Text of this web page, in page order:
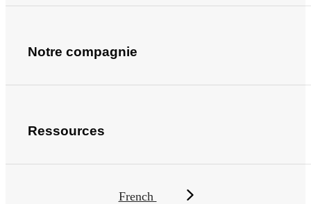
Notre compagnie
Ressources
French